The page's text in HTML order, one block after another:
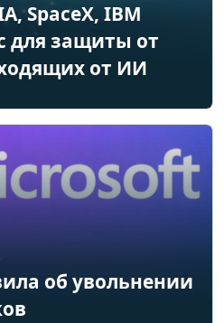
SpaceX, IBM
для защиты от
от ИИ
об увольнении